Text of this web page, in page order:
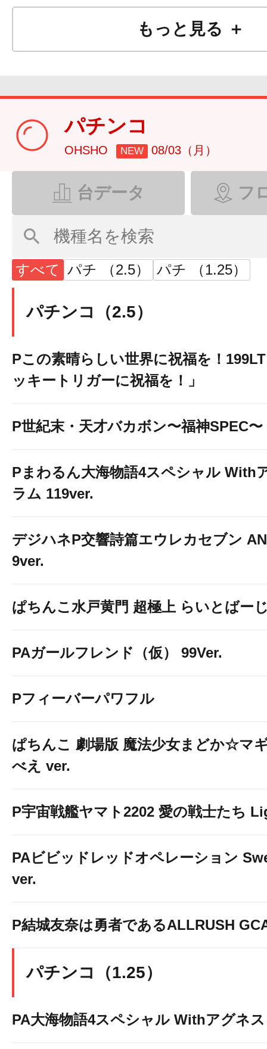
もっと見る ＋
パチンコ
OHSHO NEW 08/03（月）
台データ フ
すべて パチ （2.5） パチ （1.25）
パチンコ（2.5）
Pこの素晴らしい世界に祝福を！
ッキートリガーに祝福を！」
P世紀末・天才バカボン〜福神SPEC〜
Pまわるん大海物語4スペシャル With
ラム 119ver.
デジハネP交響詩篇エウレカセブン
9ver.
ぱちんこ水戸黄門 超極上 らいとばー
PAガールフレンド（仮） 99Ver.
Pフィーバーパワフル
ぱちんこ 劇場版 魔法少女まどか☆マ
べえ ver.
P宇宙戦艦ヤマト2202 愛の戦士たち
PAビビッドレッドオペレーション
ver.
P結城友奈は勇者であるALLRUSH
パチンコ（1.25）
PA大海物語4スペシャル Withアグネ